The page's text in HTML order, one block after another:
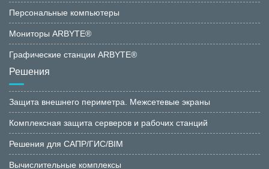
Персональные компьютеры
Мониторы ARBYTE®
Графические станции ARBYTE®
Решения
Защита внешнего периметра. Межсетевые экраны
Комплексная защита серверов и рабочих станций
Решения для САПР/ГИС/BIM
Вычислительные комплексы